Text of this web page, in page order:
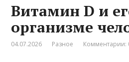
Витамин D и
организме
04.07.2026 Разное Комментарии: